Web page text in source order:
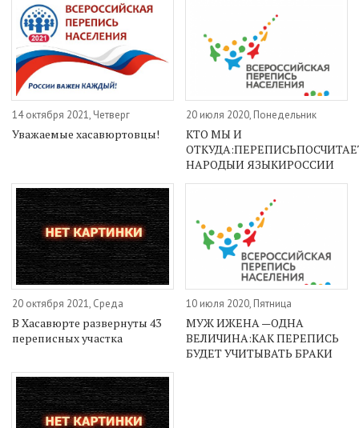
14 октября 2021, Четверг
Уважаемые хасавюртовцы!
20 июля 2020, Понедельник
КТО МЫ И
НАРОДЫИ ЯЗЫКИРОССИИ
20 октября 2021, Среда
В Хасавюрте развернуты 43
переписных участка
10 июля 2020, Пятница
МУЖ ИЖЕНА —ОДНА
ВЕЛИЧИНА:КАК ПЕРЕПИСЬ
БУДЕТ УЧИТЫВАТЬ БРАКИ